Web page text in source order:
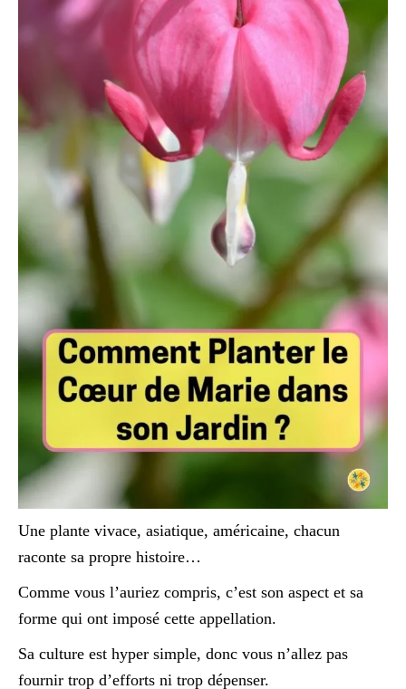
Une plante vivace, asiatique, américaine, chacun
raconte sa propre histoire…
Comme vous l’auriez compris, c’est son aspect et sa
forme qui ont imposé cette appellation.
Sa culture est hyper simple, donc vous n’allez pas
fournir trop d’efforts ni trop dépenser.